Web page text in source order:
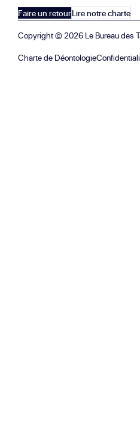
Faire un retourLire notre charte
Copyright ©2026 Le Bureau des
Charte de Déontologie